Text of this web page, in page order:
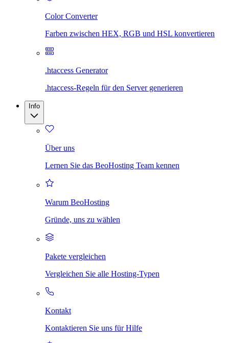
Color Converter
Farben zwischen HEX, RGB und HSL konvertieren
.htaccess Generator
.htaccess-Regeln für den Server generieren
Info
Über uns
Lernen Sie das BeoHosting Team kennen
Warum BeoHosting
Gründe, uns zu wählen
Pakete vergleichen
Vergleichen Sie alle Hosting-Typen
Kontakt
Kontaktieren Sie uns für Hilfe